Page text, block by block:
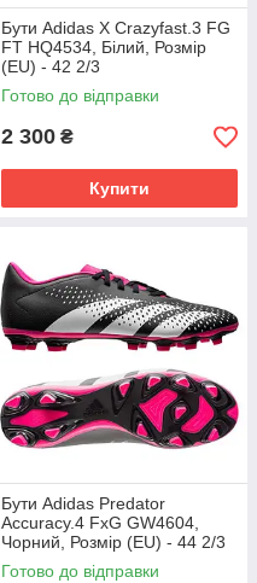
Бути Adidas X Crazyfast.3 FG
FT HQ4534, Білий, Розмір
(EU) - 42 2/3
Готово до відправки
2 300 ₴
Купити
Бути Adidas Predator
Accuracy.4 FxG GW4604,
Чорний, Розмір (EU) - 44 2/3
Готово до відправки